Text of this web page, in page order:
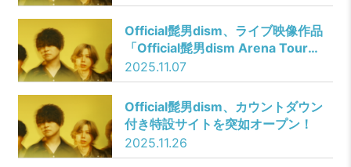
Official髭男dism、ライブ映像作品
「Official髭男dism Arena Tour
2024 – Rejoice – 」ジャケ写を解
禁！店舗別特典の絵柄も公開！
2025.11.07
Official髭男dism、カウントダウン
付き特設サイトを突如オープン！
2025.11.26